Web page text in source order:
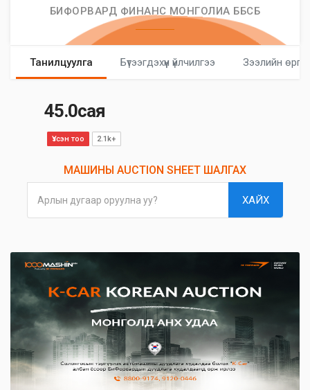
БИФОРВАРД ФИНАНС МОНГОЛИА ББСБ
Танилцуулга Бүтээгдэхүүн үйлчилгээ Зээлийн
45.0сая
Үзсэн тоо 2.1k+
МАШИНЫ AUCTION SHEET ШАЛГАХ
Арлын дугаар оруулна уу? ХАЙХ